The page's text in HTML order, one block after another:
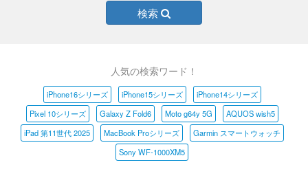
検索
人気の検索ワード！
iPhone16シリーズ iPhone15シリーズ
iPhone14シリーズ
Pixel 10シリーズ
Galaxy Z Fold6 Moto g64y 5G
AQUOS wish5
iPad 第11世代 2025
MacBook Proシリーズ
Garmin スマートウォッチ
Sony WF-1000XM5